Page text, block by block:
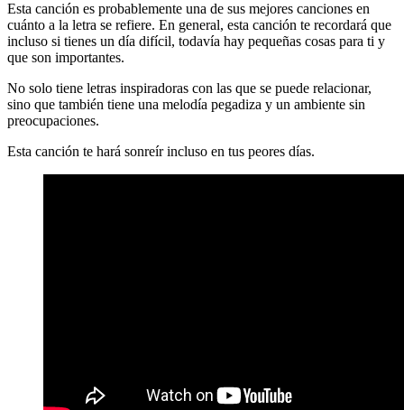
Esta canción es probablemente una de sus mejores canciones en
cuánto a la letra se refiere. En general, esta canción te recordará que
incluso si tienes un día difícil, todavía hay pequeñas cosas para ti y
que son importantes.
No solo tiene letras inspiradoras con las que se puede relacionar,
sino que también tiene una melodía pegadiza y un ambiente sin
preocupaciones.
Esta canción te hará sonreír incluso en tus peores días.